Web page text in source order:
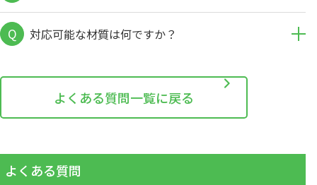
よくある質問
Q 対応可能な材質は何ですか？
よくある質問一覧に戻る